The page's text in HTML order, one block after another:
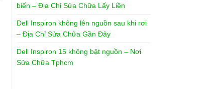
biến – Địa Chỉ Sửa Chữa Lấy Liền
Dell Inspiron không lên nguồn sau khi rơi
– Địa Chỉ Sửa Chữa Gần Đây
Dell Inspiron 15 không bật nguồn – Nơi
Sửa Chữa Tphcm